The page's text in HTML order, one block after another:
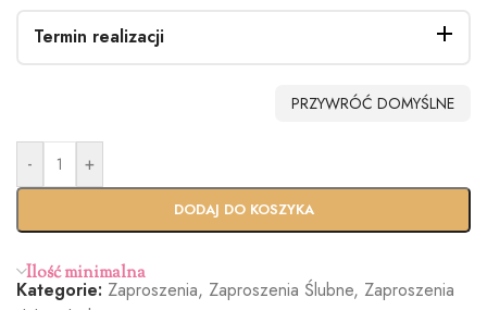
EKO
Biała
Butelkowa
Jasny róż
Brudny róż
Cielisty
Termin realizacji
Standardo
Ekspres
(+100zł)
PRZYWRÓĆ DOMYŚLNE
- +
DODAJ DO KOSZYKA
Ilość minimalna
Kategorie: Zaproszenia, Zaproszenia Ślubne, Zaproszenia